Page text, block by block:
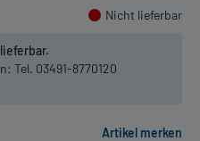
Nicht lieferbar
Tel. 03491-8770120